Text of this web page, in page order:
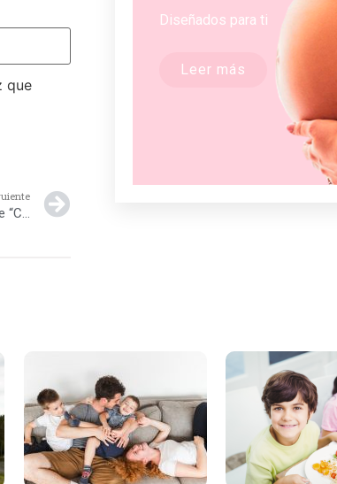
que
Body Shop Athletic Club anuncia open house “Cross Training Kids”
Diseñados para ti
Leer más